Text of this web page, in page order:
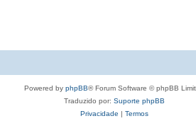
Powered by phpBB® Forum Software © phpBB
Traduzido por: Suporte phpBB
Privacidade | Termos